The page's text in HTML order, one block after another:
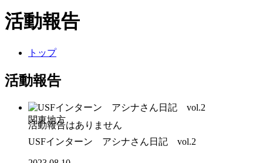
活動報告
トップ
活動報告
関東地方
USFインターン アシナさん日記 vol.2